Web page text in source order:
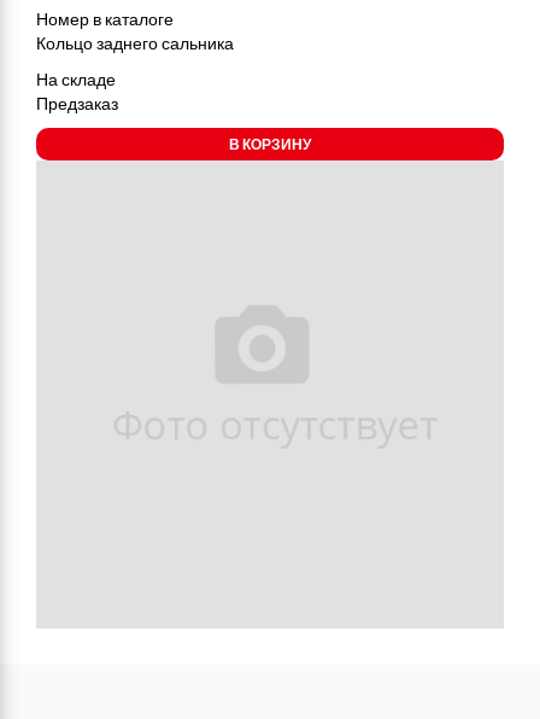
Номер в каталоге
Кольцо заднего сальника
На складе
Предзаказ
В КОРЗИНУ